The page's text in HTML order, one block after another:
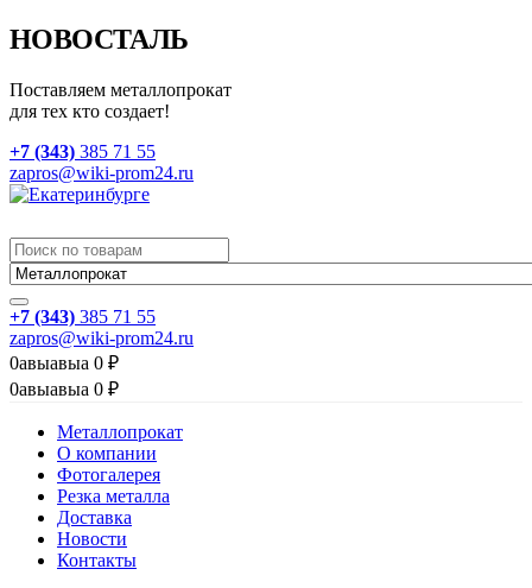
НОВОСТАЛЬ
Поставляем металлопрокат
для тех кто создает!
+7 (343) 385 71 55
zapros@wiki-prom24.ru
+7 (343) 385 71 55
zapros@wiki-prom24.ru
0авыавыа 0 ₽
0авыавыа 0 ₽
Металлопрокат
О компании
Фотогалерея
Резка металла
Доставка
Новости
Контакты